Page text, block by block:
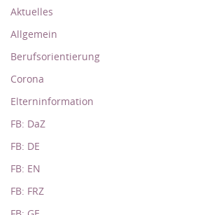
Aktuelles
Allgemein
Berufsorientierung
Corona
Elterninformation
FB: DaZ
FB: DE
FB: EN
FB: FRZ